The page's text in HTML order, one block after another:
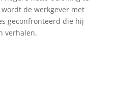
de werkgever met
geconfronteerd die hij
verhalen.